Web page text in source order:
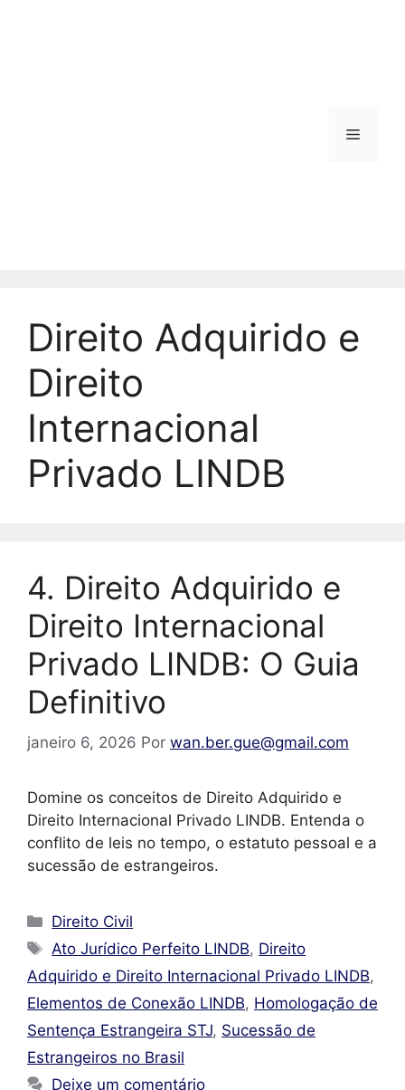
Menu
Direito Adquirido e
Direito
Internacional
Privado LINDB
4. Direito Adquirido e
Direito Internacional
Privado LINDB: O Guia
Definitivo
janeiro 6, 2026 Por wan.ber.gue@gmail.com
Domine os conceitos de Direito Adquirido e
Direito Internacional Privado LINDB. Entenda o
conflito de leis no tempo, o estatuto pessoal e a
sucessão de estrangeiros.
Categorias
Direito Civil
Tags
Ato Jurídico Perfeito LINDB, Direito
Adquirido e Direito Internacional Privado LINDB,
Elementos de Conexão LINDB, Homologação de
Sentença Estrangeira STJ, Sucessão de
Estrangeiros no Brasil
Deixe um comentário